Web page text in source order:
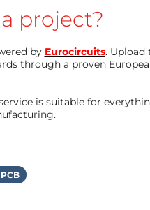
project?
by Eurocircuits. Upload
through a proven
is suitable for